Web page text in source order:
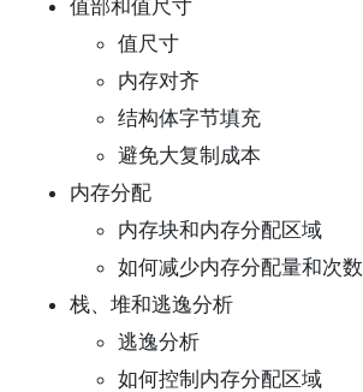
值部和值尺寸
值尺寸
内存对齐
结构体字节填充
避免大复制成本
内存分配
内存块和内存分配区域
如何减少内存分配量和次数
栈、堆和逃逸分析
逃逸分析
如何控制内存分配区域